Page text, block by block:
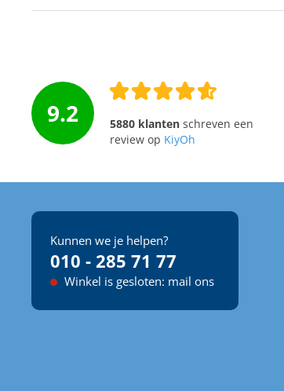
9.2 5880 klantenschreven een
review op KiyOh
Kunnen we je helpen?
010 - 285 71 77
Winkel is gesloten: mail ons